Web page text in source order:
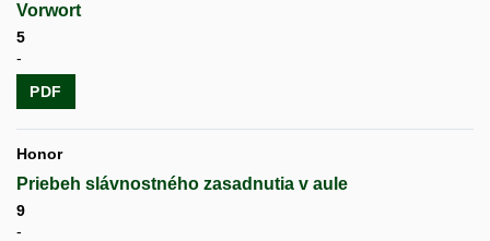
Vorwort
5
-
PDF
Honor
Priebeh slávnostného zasadnutia v aule
9
-